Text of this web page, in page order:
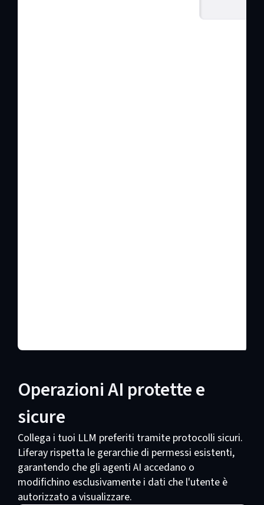
Operazioni AI protette e
sicure
Collega i tuoi LLM preferiti tramite protocolli sicuri.
Liferay rispetta le gerarchie di permessi esistenti,
garantendo che gli agenti AI accedano o
modifichino esclusivamente i dati che l'utente è
autorizzato a visualizzare.